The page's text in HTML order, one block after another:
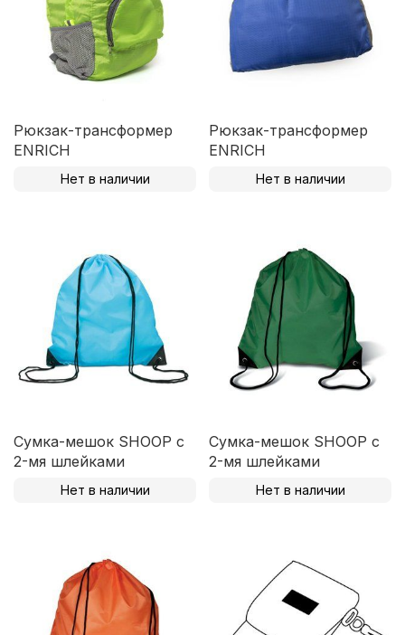
Рюкзак-трансформер
ENRICH
Нет в наличии
Рюкзак-трансформер
ENRICH
Нет в наличии
Сумка-мешок SHOOP с
2-мя шлейками
Нет в наличии
Сумка-мешок SHOOP с
2-мя шлейками
Нет в наличии